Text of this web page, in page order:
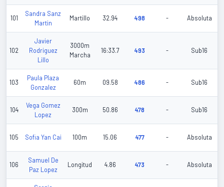
101
Sandra Sanz
Martin
Martillo 32.94 498 - Absoluta
102
Javier
Rodriguez
Lillo
3000m
Marcha
16:33.7 493 - Sub16
103
Paula Plaza
Gonzalez
60m 09.58 486 - Sub16
104
Vega Gomez
Lopez
300m 50.86 478 - Sub16
105 Sofia Yan Cai 100m 15.06 477 - Absoluta
106
Samuel De
Paz Lopez
Longitud 4.86 473 - Absoluta